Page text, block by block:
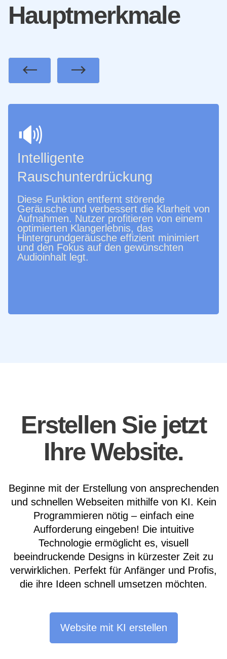
Hauptmerkmale
🔊
Intelligente
Rauschunterdrückung
Diese Funktion entfernt störende
Geräusche und verbessert die Klarheit von
Aufnahmen. Nutzer profitieren von einem
optimierten Klangerlebnis, das
Hintergrundgeräusche effizient minimiert
und den Fokus auf den gewünschten
Audioinhalt legt.
PreviousNext
Erstellen Sie jetzt
Ihre Website.
Beginne mit der Erstellung von ansprechenden
und schnellen Webseiten mithilfe von KI. Kein
Programmieren nötig – einfach eine
Aufforderung eingeben! Die intuitive
Technologie ermöglicht es, visuell
beeindruckende Designs in kürzester Zeit zu
verwirklichen. Perfekt für Anfänger und Profis,
die ihre Ideen schnell umsetzen möchten.
Website mit KI erstellen